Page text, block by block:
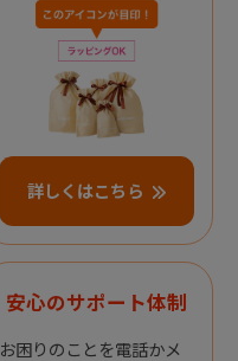
詳しくはこちら
安心のサポート体制
お困りのことを電話かメ